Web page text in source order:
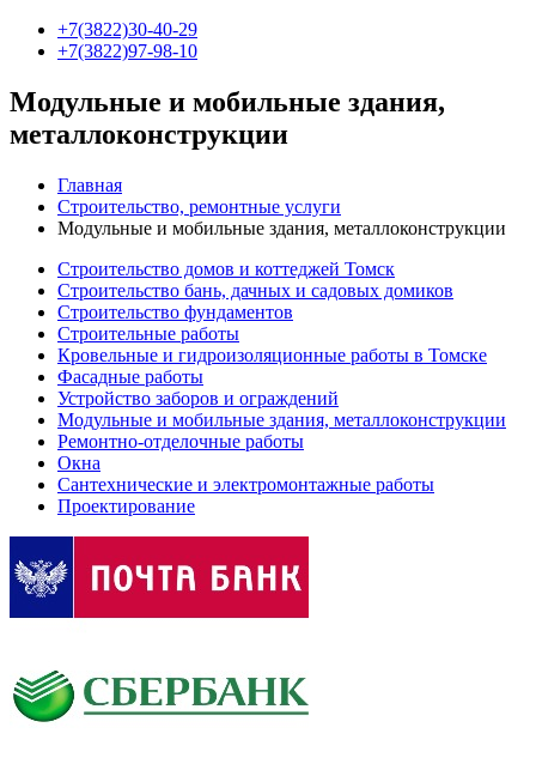
+7(3822)30-40-29
+7(3822)97-98-10
Модульные и мобильные здания,
металлоконструкции
Главная
Строительство, ремонтные услуги
Модульные и мобильные здания, металлоконструкции
Строительство домов и коттеджей Томск
Строительство бань, дачных и садовых домиков
Строительство фундаментов
Строительные работы
Кровельные и гидроизоляционные работы в Томске
Фасадные работы
Устройство заборов и ограждений
Модульные и мобильные здания, металлоконструкции
Ремонтно-отделочные работы
Окна
Сантехнические и электромонтажные работы
Проектирование